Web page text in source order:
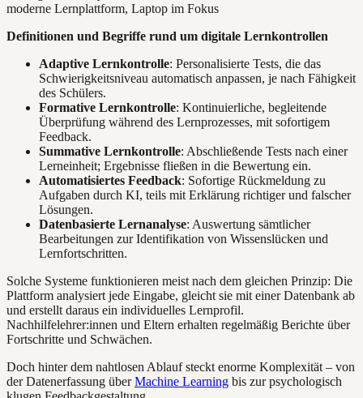
Definitionen und Begriffe rund um digitale Lernkontrollen
Adaptive Lernkontrolle: Personalisierte Tests, die das
Schwierigkeitsniveau automatisch anpassen, je nach Fähigkeit
des Schülers.
Formative Lernkontrolle: Kontinuierliche, begleitende
Überprüfung während des Lernprozesses, mit sofortigem
Feedback.
Summative Lernkontrolle: Abschließende Tests nach einer
Lerneinheit; Ergebnisse fließen in die Bewertung ein.
Automatisiertes Feedback: Sofortige Rückmeldung zu
Aufgaben durch KI, teils mit Erklärung richtiger und falscher
Lösungen.
Datenbasierte Lernanalyse: Auswertung sämtlicher
Bearbeitungen zur Identifikation von Wissenslücken und
Lernfortschritten.
Solche Systeme funktionieren meist nach dem gleichen Prinzip: Die
Plattform analysiert jede Eingabe, gleicht sie mit einer Datenbank ab
und erstellt daraus ein individuelles Lernprofil.
Nachhilfelehrer:innen und Eltern erhalten regelmäßig Berichte über
Fortschritte und Schwächen.
Doch hinter dem nahtlosen Ablauf steckt enorme Komplexität – von
der Datenerfassung überMachine Learning bis zur psychologisch